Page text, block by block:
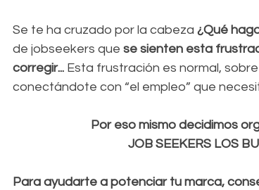
Se te ha cruzado por la cabeza ¿Qué
de jobseekers que se sienten esta
corregir... Esta frustración es normal,
conectándote con “el empleo” que
Por eso mismo decidimos
JOB SEEKERS LOS
Para ayudarte a potenciar tu marca,